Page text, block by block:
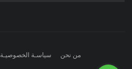
من نحن سياسـة الخصوصيـة